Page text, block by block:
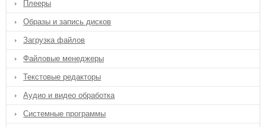
Плееры
Образы и запись дисков
Загрузка файлов
Файловые менеджеры
Текстовые редакторы
Аудио и видео обработка
Системные программы